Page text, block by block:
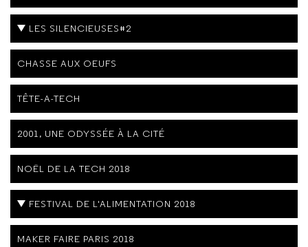
LES SILENCIEUSES#2
CHASSE AUX OEUFS
TÊTE-A-TECH
2001, UNE ODYSSÉE À LA CITÉ
NOËL DE LA TECH 2018
FESTIVAL DE L'ALIMENTATION 2018
MAKER FAIRE PARIS 2018